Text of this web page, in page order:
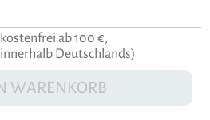
ab 100 €,
Deutschlands)
WARENKORB